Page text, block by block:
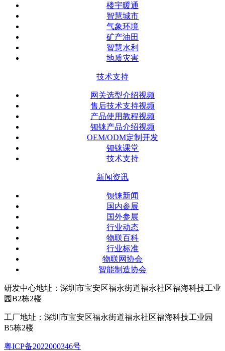
楼宇暖通
智慧城市
气象环境
矿产油田
智慧水利
地质灾害
技术支持
网关选型介绍视频
售后技术支持视频
产品使用教程视频
钡铼产品介绍视频
OEM/ODM定制开发
钡铼课堂
技术支持
新闻资讯
钡铼新闻
国内参展
国外参展
行业动态
物联百科
行业标准
物联网协会
智能制造协会
研发中心地址：深圳市宝安区福永街道福永社区福海科技工业
园B2栋2楼
工厂地址：深圳市宝安区福永街道福永社区福海科技工业园
B5栋2楼
粤ICP备2022000346号